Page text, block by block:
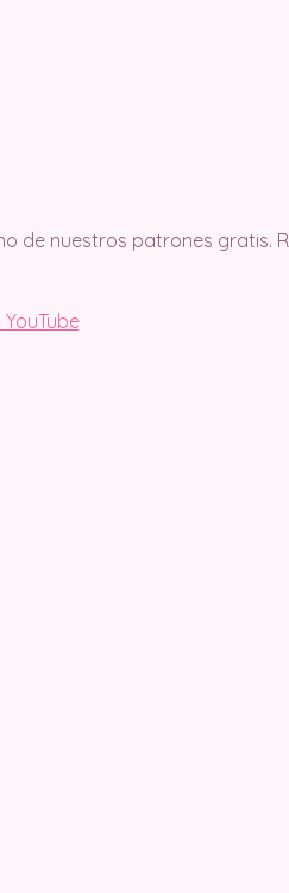
de nuestros patrones gratis.
YouTube